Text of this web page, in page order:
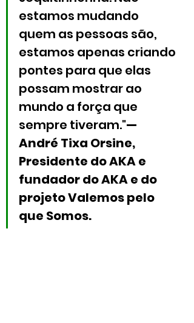
estamos mudando
quem as pessoas são,
estamos apenas criando
pontes para que elas
possam mostrar ao
mundo a força que
sempre tiveram."—
André Tixa Orsine,
Presidente do AKA e
fundador do AKA e do
projeto Valemos pelo
que Somos.